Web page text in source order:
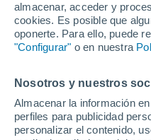
almacenar, acceder y
cookies. Es posible que
oponerte. Para ello, puede
"Configurar" o en nuestra
Nosotros y nuestros
Almacenar la información
perfiles para publicidad
personalizar el contenido,